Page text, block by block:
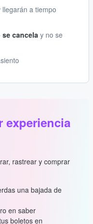
llegarán a tiempo
cancela y no se
experiencia
rastrear y comprar
una bajada de
en saber
boletos en